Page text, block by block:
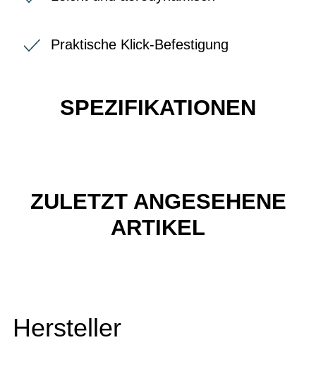
Praktische Klick-Befestigung
SPEZIFIKATIONEN
ZULETZT ANGESEHENE
ARTIKEL
Hersteller